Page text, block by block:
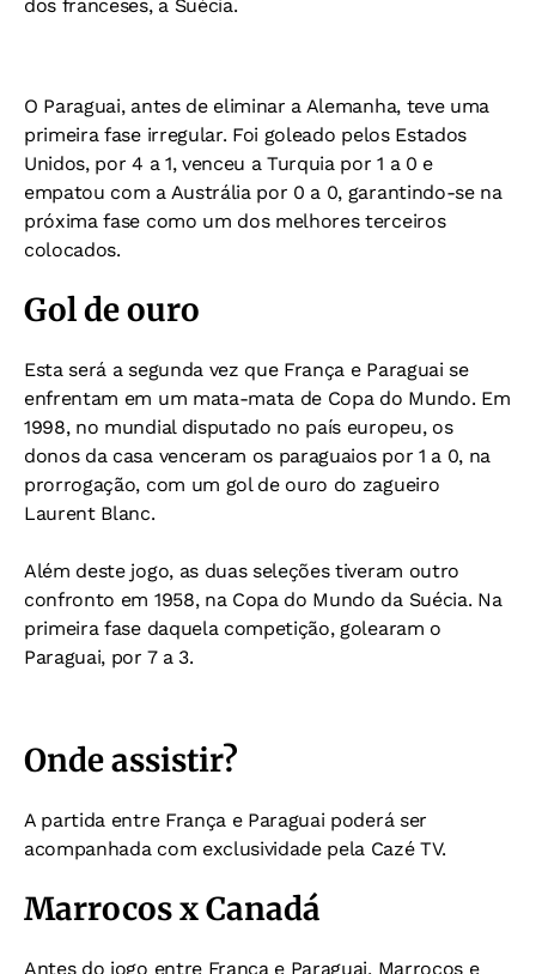
dos franceses, a Suécia.
O Paraguai, antes de eliminar a Alemanha, teve uma
primeira fase irregular. Foi goleado pelos Estados
Unidos, por 4 a 1, venceu a Turquia por 1 a 0 e
empatou com a Austrália por 0 a 0, garantindo-se na
próxima fase como um dos melhores terceiros
colocados.
Gol de ouro
Esta será a segunda vez que França e Paraguai se
enfrentam em um mata-mata de Copa do Mundo. Em
1998, no mundial disputado no país europeu, os
donos da casa venceram os paraguaios por 1 a 0, na
prorrogação, com um gol de ouro do zagueiro
Laurent Blanc.
Além deste jogo, as duas seleções tiveram outro
confronto em 1958, na Copa do Mundo da Suécia. Na
primeira fase daquela competição, golearam o
Paraguai, por 7 a 3.
Onde assistir?
A partida entre França e Paraguai poderá ser
acompanhada com exclusividade pela Cazé TV.
Marrocos x Canadá
Antes do jogo entre França e Paraguai, Marrocos e